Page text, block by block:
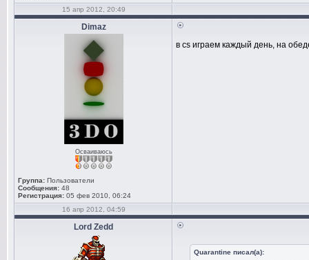
15 апр 2012, 20:49
Dimaz
Осваиваюсь
Группа: Пользователи
Сообщения: 48
Регистрация: 05 фев 2010, 06:24
в cs играем каждый день, на
16 апр 2012, 04:59
Lord Zedd
Quarantine писал(а):